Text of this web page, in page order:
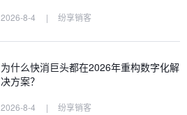
2026-8-4 | 纷享销客
为什么快消巨头都在2026年重构数字化解
决方案？
2026-8-4 | 纷享销客